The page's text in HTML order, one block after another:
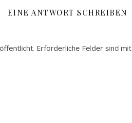
EINE ANTWORT SCHREIBEN
Erforderliche Felder sind mit